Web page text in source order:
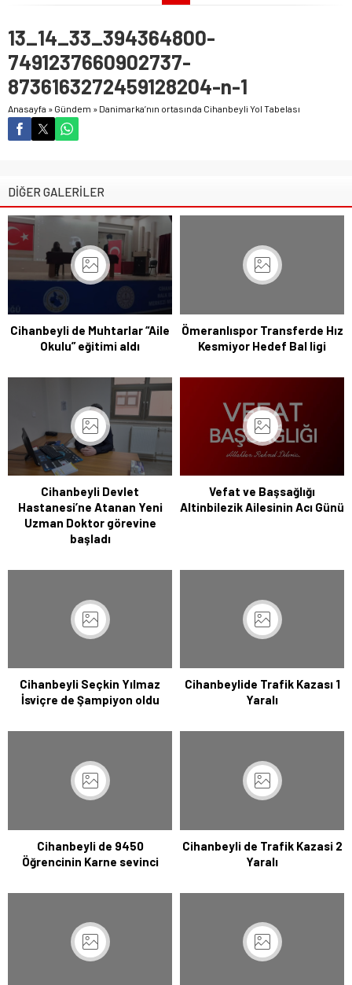
13_14_33_394364800-
7491237660902737-
8736163272459128204-n-1
Anasayfa » Gündem » Danimarka’nın ortasında Cihanbeyli Yol Tabelası
DİĞER GALERİLER
Cihanbeyli de Muhtarlar “Aile
Okulu” eğitimi aldı
Ömeranlıspor Transferde Hız
Kesmiyor Hedef Bal ligi
Cihanbeyli Devlet
Hastanesi’ne Atanan Yeni
Uzman Doktor görevine
başladı
Vefat ve Başsağlığı
Altinbilezik Ailesinin Acı Günü
Cihanbeyli Seçkin Yılmaz
İsviçre de Şampiyon oldu
Cihanbeylide Trafik Kazası 1
Yaralı
Cihanbeyli de 9450
Öğrencinin Karne sevinci
Cihanbeyli de Trafik Kazasi 2
Yaralı